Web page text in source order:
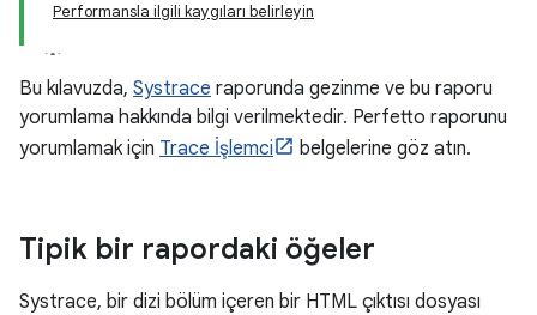
Performansla ilgili kaygıları belirleyin
Bu kılavuzda, Systrace raporunda gezinme ve bu raporu
yorumlama hakkında bilgi verilmektedir. Perfetto raporunu
yorumlamak için Trace İşlemci belgelerine göz atın.
Tipik bir rapordaki öğeler
Systrace, bir dizi bölüm içeren bir HTML çıktısı dosyası